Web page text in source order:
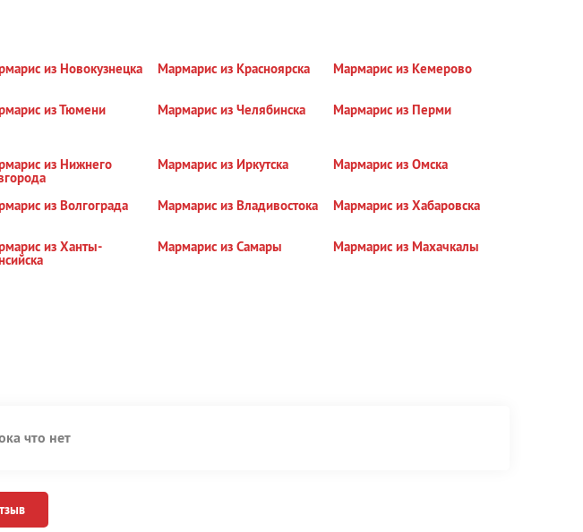
из Новокузнецка Мармарис из Красноярска Мармарис из Кемерово
из Тюмени Мармарис из Челябинска Мармарис из Перми
из Нижнего Мармарис из Иркутска Мармарис из Омска
из Волгограда Мармарис из Владивостока Мармарис из Хабаровска
из Ханты- Мармарис из Самары Мармарис из Махачкалы
что нет